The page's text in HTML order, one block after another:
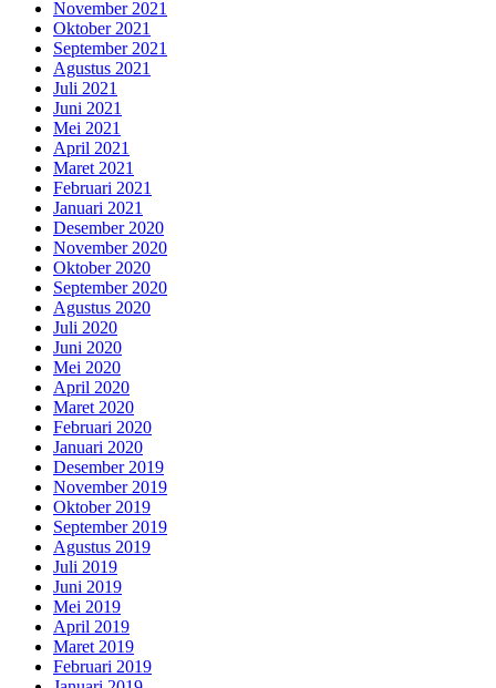
November 2021
Oktober 2021
September 2021
Agustus 2021
Juli 2021
Juni 2021
Mei 2021
April 2021
Maret 2021
Februari 2021
Januari 2021
Desember 2020
November 2020
Oktober 2020
September 2020
Agustus 2020
Juli 2020
Juni 2020
Mei 2020
April 2020
Maret 2020
Februari 2020
Januari 2020
Desember 2019
November 2019
Oktober 2019
September 2019
Agustus 2019
Juli 2019
Juni 2019
Mei 2019
April 2019
Maret 2019
Februari 2019